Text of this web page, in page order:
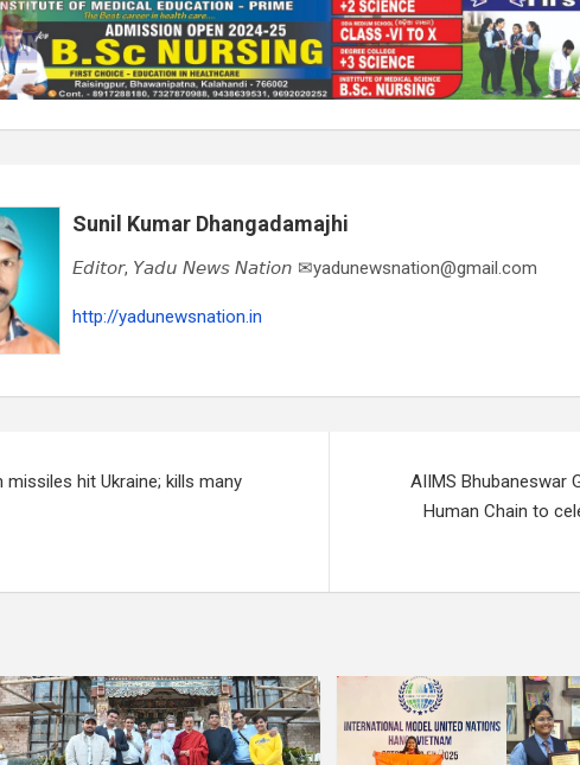
Sunil Kumar Dhangadamajhi
𝘌𝘥𝘪𝘵𝘰𝘳, 𝘠𝘢𝘥𝘶 𝘕𝘦𝘸𝘴 𝘕𝘢𝘵𝘪𝘰𝘯 ✉yadunewsnation@gmail.com
http://yadunewsnation.in
missiles hit Ukraine; kills many
AIIMS Bhubaneswar
Human Chain to